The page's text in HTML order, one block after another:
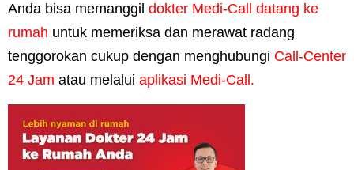
Anda bisa memanggil dokter Medi-Call datang ke
rumah untuk memeriksa dan merawat radang
tenggorokan cukup dengan menghubungi Call-Center
24 Jam atau melalui aplikasi Medi-Call.